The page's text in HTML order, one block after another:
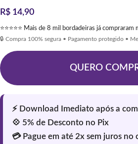
R$ 14,90
⭐⭐⭐⭐⭐ Mais de 8 mil bordadeiras já compraram
🔒 Compra 100% segura • Pagamento protegido •
QUERO